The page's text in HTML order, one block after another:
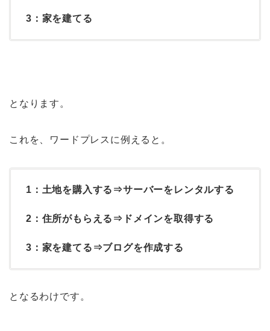
3：家を建てる
となります。
これを、ワードプレスに例えると。
1：土地を購入する⇒サーバーをレンタルする
2：住所がもらえる⇒ドメインを取得する
3：家を建てる⇒ブログを作成する
となるわけです。